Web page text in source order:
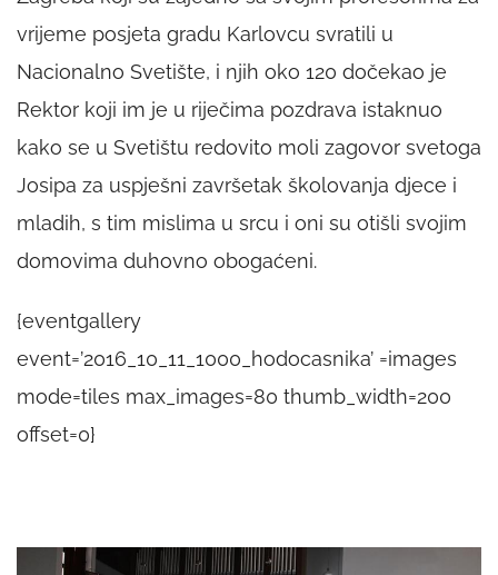
vrijeme posjeta gradu Karlovcu svratili u
Nacionalno Svetište, i njih oko 120 dočekao je
Rektor koji im je u riječima pozdrava istaknuo
kako se u Svetištu redovito moli zagovor svetoga
Josipa za uspješni završetak školovanja djece i
mladih, s tim mislima u srcu i oni su otišli svojim
domovima duhovno obogaćeni.
{eventgallery
event=’2016_10_11_1000_hodocasnika’ =images
mode=tiles max_images=80 thumb_width=200
offset=0}